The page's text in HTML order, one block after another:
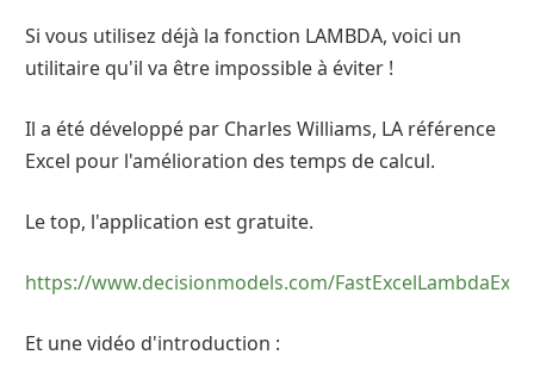
Si vous utilisez déjà la fonction LAMBDA, voici un
utilitaire qu'il va être impossible à éviter !
Il a été développé par Charles Williams, LA référence
Excel pour l'amélioration des temps de calcul.
Le top, l'application est gratuite.
https://www.decisionmodels.com/
Et une vidéo d'introduction :